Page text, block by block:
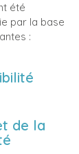
été
par la base
:
de la